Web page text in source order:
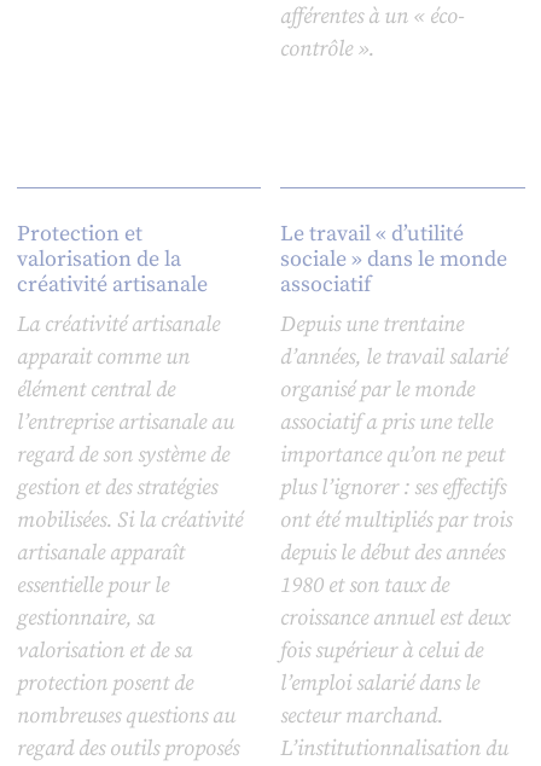
afférentes à un « éco-
contrôle ».
Protection et
valorisation de la
créativité artisanale
La créativité artisanale
apparait comme un
élément central de
l’entreprise artisanale au
regard de son système de
gestion et des stratégies
mobilisées. Si la créativité
artisanale apparaît
essentielle pour le
gestionnaire, sa
valorisation et de sa
protection posent de
nombreuses questions au
regard des outils proposés
Le travail « d’utilité
sociale » dans le monde
associatif
Depuis une trentaine
d’années, le travail salarié
organisé par le monde
associatif a pris une telle
importance qu’on ne peut
plus l’ignorer : ses effectifs
ont été multipliés par trois
depuis le début des années
1980 et son taux de
croissance annuel est deux
fois supérieur à celui de
l’emploi salarié dans le
secteur marchand.
L’institutionnalisation du